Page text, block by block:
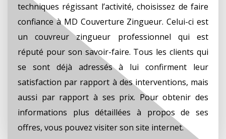
techniques régissant l’activité, choisissez de faire
confiance à MD Couverture Zingueur. Celui-ci est
un couvreur zingueur professionnel qui est
réputé pour son savoir-faire. Tous les clients qui
se sont déjà adressés à lui confirment leur
satisfaction par rapport à des interventions, mais
aussi par rapport à ses prix. Pour obtenir des
informations plus détaillées à propos de ses
offres, vous pouvez visiter son site internet.